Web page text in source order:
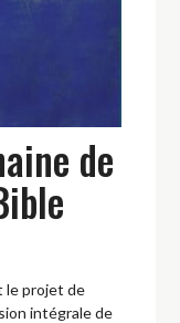
de
le projet de
intégrale de